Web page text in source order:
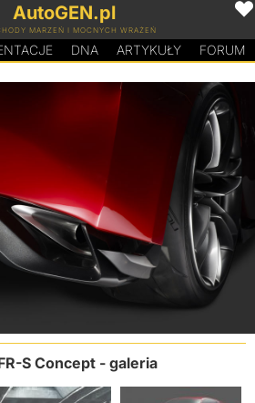
AutoGEN.pl
MARZEŃ I MOCNYCH WRAŻEŃ
DNA ARTYKUŁY FORUM
S Concept - galeria